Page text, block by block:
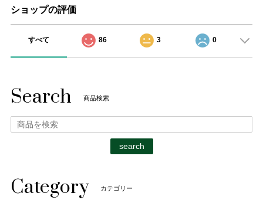
ショップの評価
すべて 86 3 0
Search 商品検索
search
Category カテゴリー